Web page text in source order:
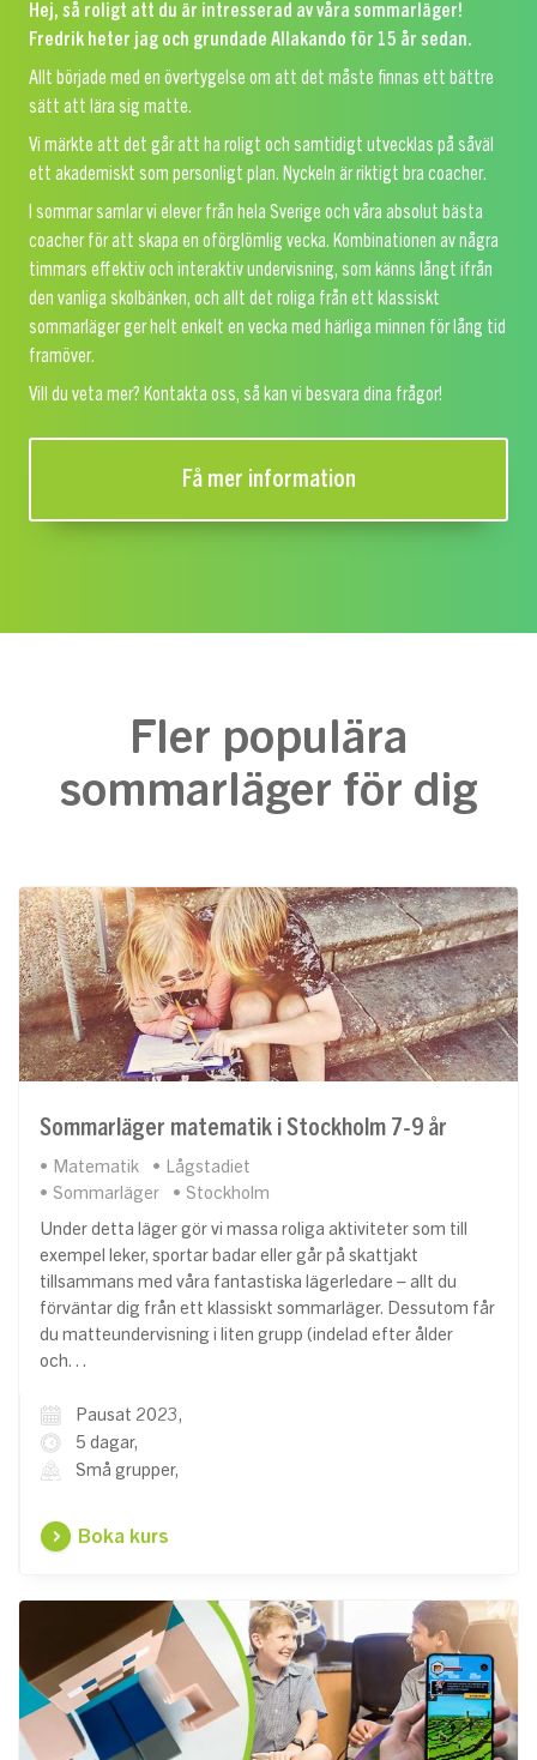
Hej, så roligt att du är intresserad av våra sommarläger!
Fredrik heter jag och grundade Allakando för 15 år sedan.
Allt började med en övertygelse om att det måste finnas ett bättre
sätt att lära sig matte.
Vi märkte att det går att ha roligt och samtidigt utvecklas på såväl
ett akademiskt som personligt plan. Nyckeln är riktigt bra coacher.
I sommar samlar vi elever från hela Sverige och våra absolut bästa
coacher för att skapa en oförglömlig vecka. Kombinationen av några
timmars effektiv och interaktiv undervisning, som känns långt ifrån
den vanliga skolbänken, och allt det roliga från ett klassiskt
sommarläger ger helt enkelt en vecka med härliga minnen för lång tid
framöver.
Vill du veta mer? Kontakta oss, så kan vi besvara dina frågor!
Få mer information
Fler populära
sommarläger för dig
Sommarläger matematik i Stockholm 7-9 år
Matematik
Lågstadiet
Sommarläger
Stockholm
Under detta läger gör vi massa roliga aktiviteter som till
exempel leker, sportar badar eller går på skattjakt
tillsammans med våra fantastiska lägerledare – allt du
förväntar dig från ett klassiskt sommarläger. Dessutom får
du matteundervisning i liten grupp (indelad efter ålder
och…
Pausat 2023,
5 dagar,
Små grupper,
Boka kurs